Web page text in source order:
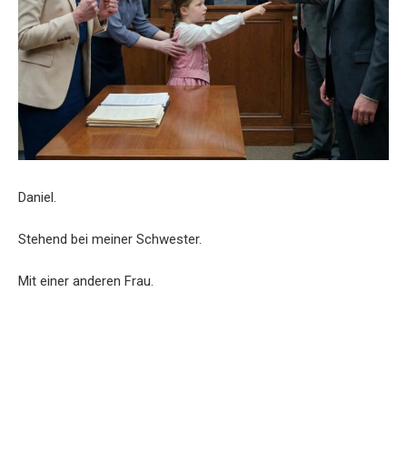
Daniel.
Stehend bei meiner Schwester.
Mit einer anderen Frau.